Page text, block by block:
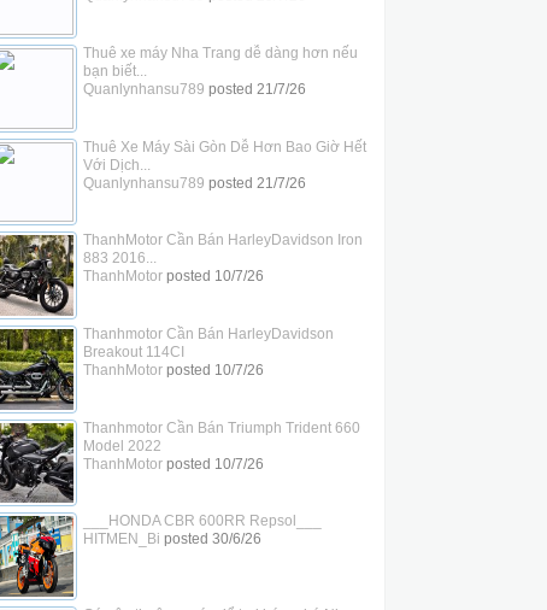
Thuê xe máy Nha Trang dễ dàng hơn nếu
bạn biết...
Quanlynhansu789 posted 21/7/26
Thuê Xe Máy Sài Gòn Dễ Hơn Bao Giờ Hết
Với Dịch...
Quanlynhansu789 posted 21/7/26
ThanhMotor Cần Bán HarleyDavidson Iron
883 2016...
ThanhMotorposted 10/7/26
Thanhmotor Cần Bán HarleyDavidson
Breakout 114CI
ThanhMotorposted 10/7/26
Thanhmotor Cần Bán Triumph Trident 660
Model 2022
ThanhMotorposted 10/7/26
___HONDA CBR 600RR Repsol___
HITMEN_Bi posted 30/6/26